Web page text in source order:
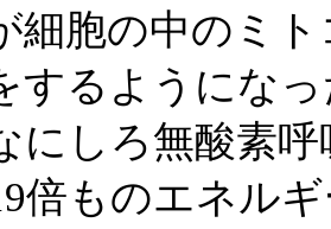
細胞の中のミ
するようにな
にしろ無酸素
倍ものエネル